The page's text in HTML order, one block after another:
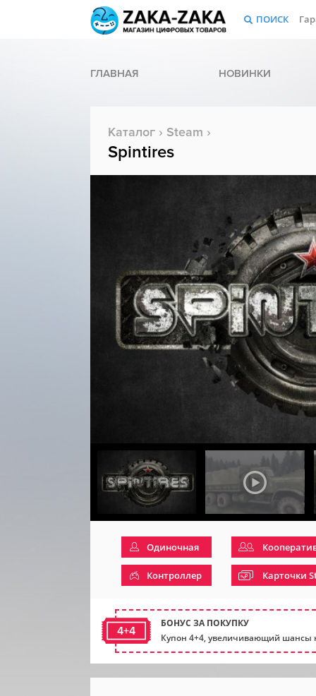
ПОИСК
ГЛАВНАЯ НОВИНКИ
Каталог › Steam ›
Spintires
Одиночная
Контроллер Карточки
4+4
БОНУС ЗА ПОКУПКУ
Купон 4+4, увеличивающий шансы